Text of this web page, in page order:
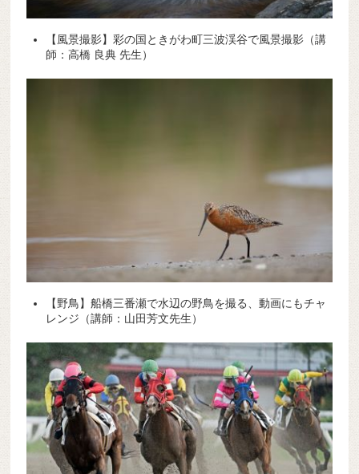
【風景撮影】彩の国ときがわ町三波渓谷で風景撮影（講
師：高橋 良典 先生）
【野鳥】船橋三番瀬で水辺の野鳥を撮る、動画にもチャ
レンジ（講師：山田芳文先生）